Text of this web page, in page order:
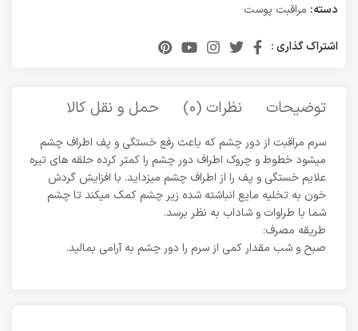
دسته: مراقبت پوست
اشتراک گذاری :
توضیحات نظرات (0) حمل و نقل کالا
سرم مراقبت از دور چشم که باعث رفع خستگی و پف اطراف چشم
میشود خطوط و چروک اطراف دور چشم را کمتر کرده حلقه های تیره
علایم خستگی و پف را از اطراف چشم میزداید. با افزایش گردش
خون به تخلیه مایع انباشته شده زیر چشم کمک میکند تا چشم
شما با طراوات و شاداب به نظر برسد.
طریقه مصرف:
صبح و شب مقدار کمی از سرم را دور چشم به آرامی بمالید.